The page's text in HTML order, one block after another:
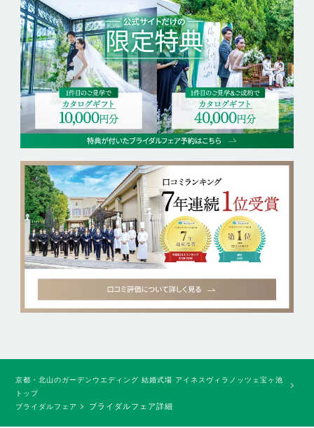
京都・北山のガーデンウエディング 結婚式場 アイネスヴィラノッツェ宝ヶ池
トップ
ブライダルフェア
ブライダルフェア詳細